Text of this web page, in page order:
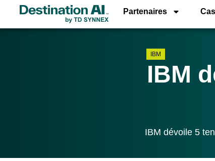
Partenaires
IBM
IBM
IBM dévoile 5